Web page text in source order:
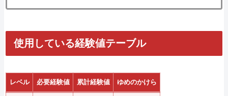
使用している経験値テーブル
レベル 必要経験値 累計経験値 ゆめのかけら